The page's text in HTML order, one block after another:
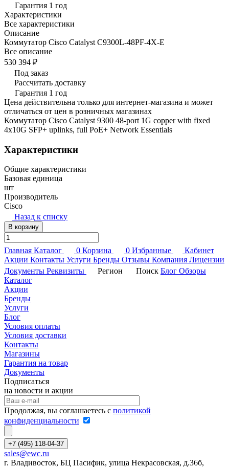
Гарантия 1 год
Характеристики
Все характеристики
Описание
Коммутатор Cisco Catalyst C9300L-48PF-4X-E
Все описание
530 394 ₽
Под заказ
Рассчитать доставку
Гарантия 1 год
Цена действительна только для интернет-магазина и может
отличаться от цен в розничных магазинах
Коммутатор Cisco Catalyst 9300 48-port 1G copper with fixed
4x10G SFP+ uplinks, full PoE+ Network Essentials
Характеристики
Общие характеристики
Базовая единица
шт
Производитель
Cisco
Назад к списку
В корзину
Главная Каталог 0 Корзина 0 Избранные
Кабинет
Акции Контакты Услуги Бренды Отзывы Компания Лицензии
Документы Реквизиты Регион Поиск Блог Обзоры
Каталог
Акции
Бренды
Услуги
Блог
Условия оплаты
Условия доставки
Контакты
Магазины
Гарантия на товар
Документы
Подписаться
на новости и акции
Продолжая, вы соглашаетесь с политикой
конфиденциальности
+7 (495) 118-04-37
sales@ewc.ru
г. Владивосток, БЦ Пасифик, улица Некрасовская, д.36б,